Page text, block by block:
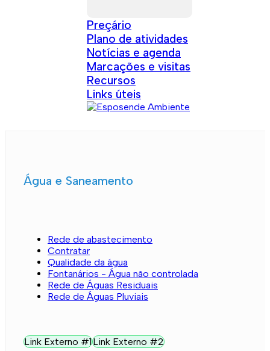
Preçário
Plano de atividades
Notícias e agenda
Marcações e visitas
Recursos
Links úteis
Água e Saneamento
Rede de abastecimento
Contratar
Qualidade da água
Fontanários - Água não controlada
Rede de Águas Residuais
Rede de Águas Pluviais
Link Externo #1Link Externo #2